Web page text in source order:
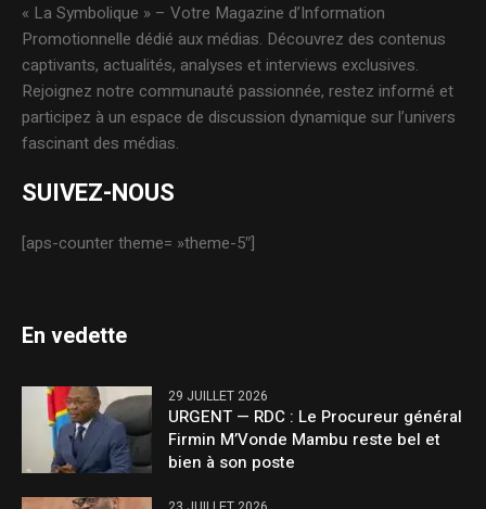
« La Symbolique » – Votre Magazine d’Information
Promotionnelle dédié aux médias. Découvrez des contenus
captivants, actualités, analyses et interviews exclusives.
Rejoignez notre communauté passionnée, restez informé et
participez à un espace de discussion dynamique sur l’univers
fascinant des médias.
SUIVEZ-NOUS
[aps-counter theme= »theme-5″]
En vedette
29 JUILLET 2026
URGENT — RDC : Le Procureur général
Firmin M’Vonde Mambu reste bel et
bien à son poste